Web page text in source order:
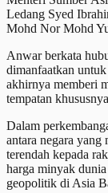
Ledang Syed
Mohd Nor Mohd
Anwar berkata
dimanfaatkan
akhirnya memberi
tempatan
Dalam
antara negara yang
terendah kepada
harga minyak
geopolitik di Asia